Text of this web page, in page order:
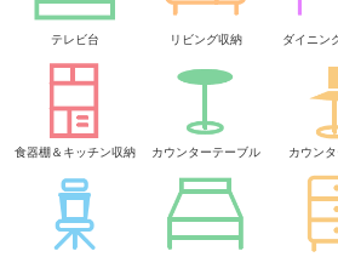
テレビ台 リビング収納 ダイニン
食器棚＆キッチン収納 カウンターテーブル カウン